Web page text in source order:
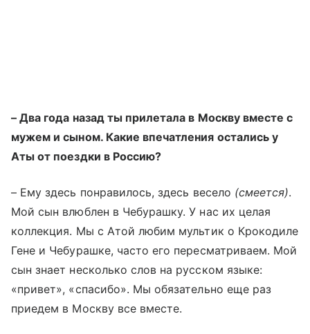
–Два года назад ты прилетала в Москву вместе с
мужем и сыном. Какие впечатления остались у
Аты от поездки в Россию?
– Ему здесь понравилось, здесь весело (смеется).
Мой сын влюблен в Чебурашку. У нас их целая
коллекция. Мы с Атой любим мультик о Крокодиле
Гене и Чебурашке, часто его пересматриваем. Мой
сын знает несколько слов на русском языке:
«привет», «спасибо». Мы обязательно еще раз
приедем в Москву все вместе.